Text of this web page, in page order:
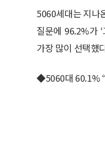
5060세대는 지나
질문에 96.2%가
가장 많이 선택했
◆5060대 60.1%